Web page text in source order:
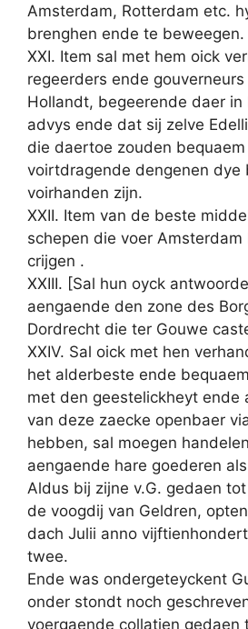
Amsterdam, Rotterdam etc.
brenghen ende te beweegen.
XXI. Item sal met hem oick
regeerders ende
Hollandt, begeerende daer in
advys ende dat sij zelve
die daertoe zouden
voirtdragende dengenen dye
voirhanden zijn.
XXII. Item van de beste
schepen die voer
crijgen .
XXIII. [Sal hun oyck
aengaende den zone des
Dordrecht die ter Gouwe
XXIV. Sal oick met hen
het alderbeste ende
met den geestelickheyt ende
van deze zaecke openbaer
hebben, sal moegen
aengaende hare goederen
Aldus bij zijne v.G. gedaen
de voogdij van Geldren,
dach Julii anno
twee.
Ende was ondergeteyckent
onder stondt noch
voergaende collatien gedaen